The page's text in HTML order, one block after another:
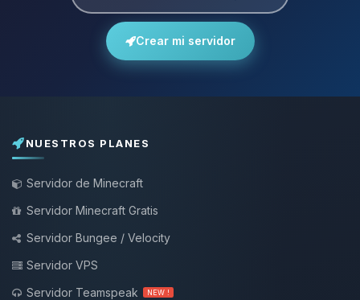
Crear mi servidor
NUESTROS PLANES
Servidor de Minecraft
Servidor Minecraft Gratis
Servidor Bungee / Velocity
Servidor VPS
Servidor Teamspeak
NEW !